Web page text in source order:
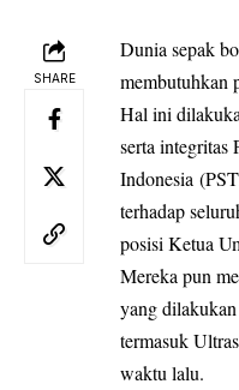
SHARE
Dunia sepak
membutuhkan
Hal ini
serta integritas
Indonesia
terhadap
posisi Ketua
Mereka pun
yang
termasuk
waktu lalu.